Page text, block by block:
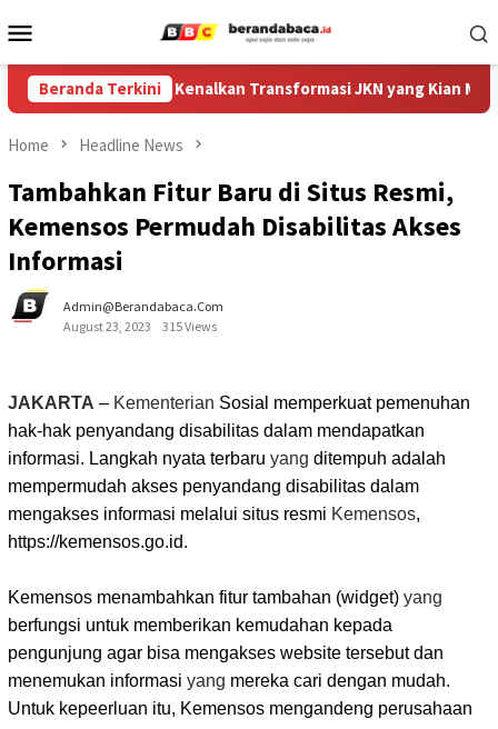
to
Menu
Beranda Terkini
Media, Kenalkan Transformasi JKN yang Kian Mudah
Home Headline News
Tambahkan Fitur Baru di Situs Resmi,
Kemensos Permudah Disabilitas Akses
Informasi
Admin@berandabaca.com
August 23, 2023
315 Views
JAKARTA – Kementerian Sosial memperkuat pemenuhan
hak-hak penyandang disabilitas dalam mendapatkan
informasi. Langkah nyata terbaru yang ditempuh adalah
mempermudah akses penyandang disabilitas dalam
mengakses informasi melalui situs resmi Kemensos,
https://kemensos.go.id.
Kemensos menambahkan fitur tambahan (widget) yang
berfungsi untuk memberikan kemudahan kepada
pengunjung agar bisa mengakses website tersebut dan
menemukan informasi yang mereka cari dengan mudah.
Untuk kepeerluan itu, Kemensos mengandeng perusahaan